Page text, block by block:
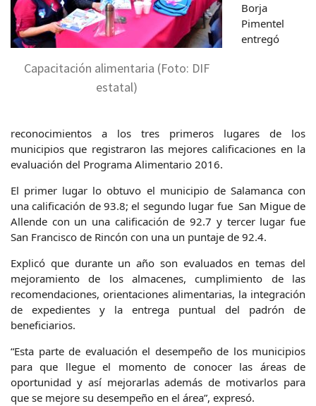
Capacitación alimentaria (Foto: DIF
estatal)
Borja
Pimentel
entregó
reconocimientos a los tres primeros lugares de los
municipios que registraron las mejores calificaciones en la
evaluación del Programa Alimentario 2016.
El primer lugar lo obtuvo el municipio de Salamanca con
una calificación de 93.8; el segundo lugar fue San Migue de
Allende con un una calificación de 92.7 y tercer lugar fue
San Francisco de Rincón con una un puntaje de 92.4.
Explicó que durante un año son evaluados en temas del
mejoramiento de los almacenes, cumplimiento de las
recomendaciones, orientaciones alimentarias, la integración
de expedientes y la entrega puntual del padrón de
beneficiarios.
“Esta parte de evaluación el desempeño de los municipios
para que llegue el momento de conocer las áreas de
oportunidad y así mejorarlas además de motivarlos para
que se mejore su desempeño en el área”, expresó.